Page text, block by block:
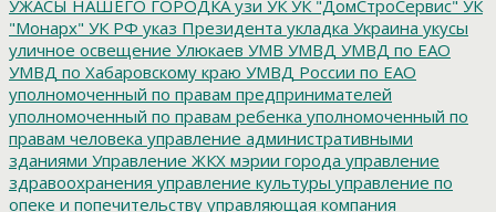
УЖАСЫ НАШЕГО ГОРОДКА узи УК УК "ДомСтроСервис" УК
"Монарх" УК РФ указ Президента укладка Украина укусы
уличное освещение Улюкаев УМВ УМВД УМВД по ЕАО
УМВД по Хабаровскому краю УМВД России по ЕАО
уполномоченный по правам предпринимателей
уполномоченный по правам ребенка уполномоченный по
правам человека управление административными
зданиями Управление ЖКХ мэрии города управление
здравоохранения управление культуры управление по
опеке и попечительству управляющая компания